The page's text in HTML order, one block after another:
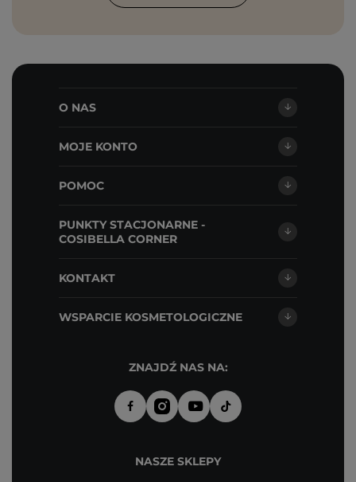
O NAS
MOJE KONTO
POMOC
PUNKTY STACJONARNE -
COSIBELLA CORNER
KONTAKT
WSPARCIE KOSMETOLOGICZNE
ZNAJDŹ NAS NA:
NASZE SKLEPY